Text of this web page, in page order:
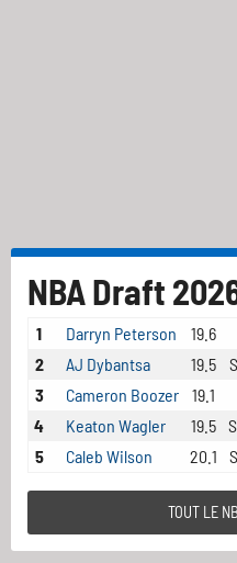
NBA Draft
1 Darryn Peterson 19.6
2
AJ Dybantsa 19.5
3
Cameron Boozer 19.1
4
Keaton Wagler 19.5
5
Caleb Wilson 20.1
TOUT LE